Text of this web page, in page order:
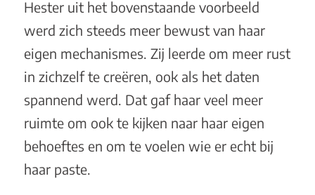
Hester uit het bovenstaande voorbeeld
werd zich steeds meer bewust van haar
eigen mechanismes. Zij leerde om meer rust
in zichzelf te creëren, ook als het daten
spannend werd. Dat gaf haar veel meer
ruimte om ook te kijken naar haar eigen
behoeftes en om te voelen wie er echt bij
haar paste.